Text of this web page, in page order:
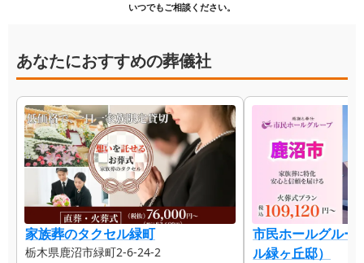
いつでもご相談ください。
あなたにおすすめの葬儀社
家族葬のタクセル緑町
栃木県鹿沼市緑町2-6-24-2
市民ホールグルー
ル緑ヶ丘邸）